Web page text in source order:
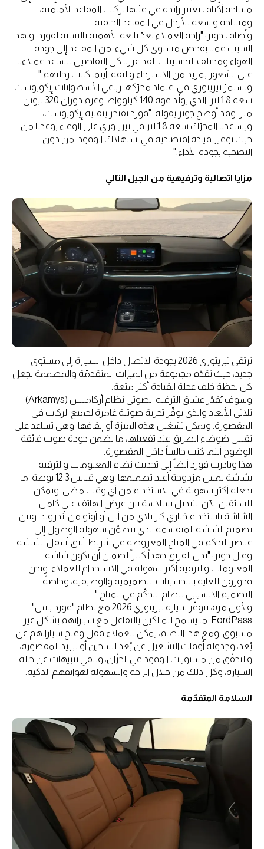
مساحة أكتاف تعتبر رائدة في فئتها لركاب المقاعد الأمامية،
ومساحة واسعة للأرجل في المقاعد الخلفية.
وأضاف جونز: "راحة العملاء تعدّ بالغة الأهمية بالنسبة لفورد، ولهذا
السبب قمنا بفحص مستوى كل شيء، من المقاعد إلى جودة
الهواء ومختلف التحسينات. لقد عززنا كل التفاصيل لنساعد عملاءنا
على الشعور بمزيد من الاسترخاء والثقة، أينما كانت رحلتهم."
وتستمرّ تيريتوري في اعتماد محرّكها رباعي الأسطوانات إيكوبوست
سعة 1.8 لتر، الذي يولّد قوة 140 كيلوواط وعزم دوران 320 نيوتن
متر. وقد أوضح جونز بقوله: "فورد تفتخر بتقنية إيكوبوست،
ويساعدنا المحرّك سعة 1.8 لتر في تيريتوري على الوفاء بوعدنا من
حيث توفير قيادة اقتصادية في استهلاك الوقود، من دون
التضحية بجودة الأداء."
مزايا اتصالية وترفيهية من الجيل التالي
ترتقي تيريتوري 2026 بجودة الاتصال داخل السيارة إلى مستوى
جديد، حيث تقدّم مجموعة من الميزات المتقدمّة والمصممة لجعل
كل لحظة خلف عجلة القيادة أكثر متعة.
وسوف يُقدّر عشاق الترفيه الصوتي نظام أركاميس (Arkamys)
ثلاثي الأبعاد والذي يوفّر تجربة صوتية غامرة لجميع الركاب في
المقصورة. ويمكن تشغيل هذه الميزة أو إيقافها، وهي تساعد على
تقليل ضوضاء الطريق عند تفعيلها، ما يضمن جودة صوت فائقة
الوضوح أينما كنت جالساً داخل المقصورة.
هذا وبادرت فورد أيضاً إلى تحديث نظام المعلومات والترفيه
بشاشة لمس مزدوجة أعيد تصميمها، وهي قياس 12.3 بوصة، ما
يجعله أكثر سهولة في الاستخدام من أي وقت مضى. ويمكن
للسائقين الآن التبديل بسلاسة بين عرض الهاتف على كامل
الشاشة باستخدام خياري كار بلاي من أبل أو أوتو من أندرويد، وبين
تصميم الشاشة المنقسمة الذي يتضمّن سهولة الوصول إلى
عناصر التحكم في المناخ المعروضة في شريط أنيق أسفل الشاشة.
وقال جونز: "بذل الفريق جهداً كبيراً لضمان أن تكون شاشة
المعلومات والترفيه أكثر سهولة في الاستخدام للعملاء. ونحن
فخورون للغاية بالتحسينات التصميمية والوظيفية، وخاصةً
التصميم الانسيابي لنظام التحكّم في المناخ."
ولأول مرة، تتوفّر سيارة تيريتوري 2026 مع نظام "فورد باس"
FordPass، ما يسمح للمالكين بالتفاعل مع سياراتهم بشكل غير
مسبوق. ومع هذا النظام، يمكن للعملاء قفل وفتح سياراتهم عن
بُعد، وجدولة أوقات التشغيل عن بُعد لتسخين أو تبريد المقصورة،
والتحقّق من مستويات الوقود في الخزّان، وتلقي تنبيهات عن حالة
السيارة، وكل ذلك من خلال الراحة والسهولة لهواتفهم الذكية.
السلامة المتقدّمة